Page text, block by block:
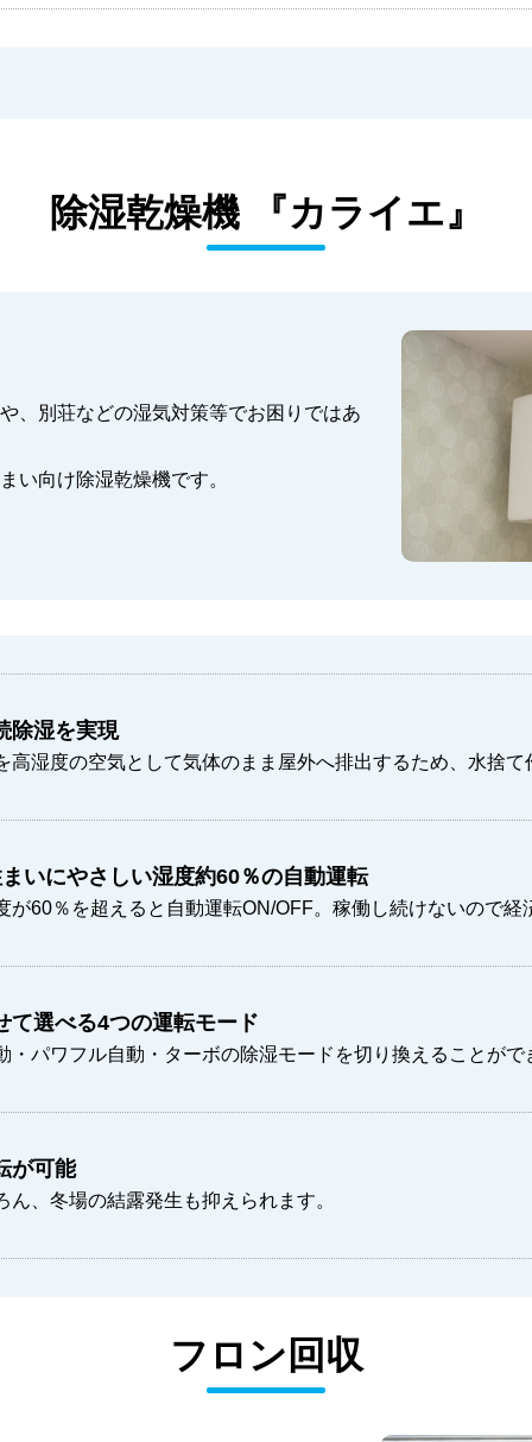
除湿乾燥機 『カライエ』
、別荘などの湿気対策等でお困りではあ
い向け除湿乾燥機です。
除湿を実現
高湿度の空気として気体のまま屋外へ排出するため、水捨
いにやさしい湿度約60％の自動運転
が60％を超えると自動運転ON/OFF。稼働し続けないので経
て選べる4つの運転モード
・パワフル自動・ターボの除湿モードを切り換えることがで
が可能
ん、冬場の結露発生も抑えられます。
フロン回収